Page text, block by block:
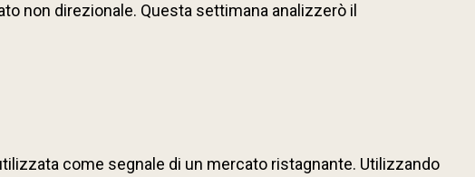
non direzionale. Questa settimana analizzerò il
come segnale di un mercato ristagnante. Utilizzando